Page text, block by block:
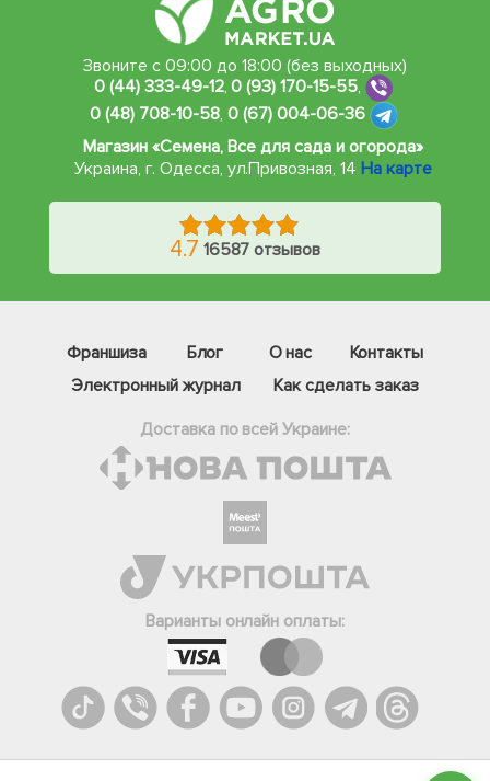
Звоните с 09:00 до 18:00 (без выходных)
0 (44) 333-49-12,0 (93) 170-15-55,
0 (48) 708-10-58, 0 (67) 004-06-36
Магазин «Семена, Все для сада и огорода»
Украина, г. Одесса, ул.Привозная, 14 На карте
4.7 16587 отзывов
Франшиза Блог О нас
Контакты
Электронный журнал
Как сделать заказ
Доставка по всей Украине:
Варианты онлайн оплаты:
Телеграм
Вайбер
Онлайн чат